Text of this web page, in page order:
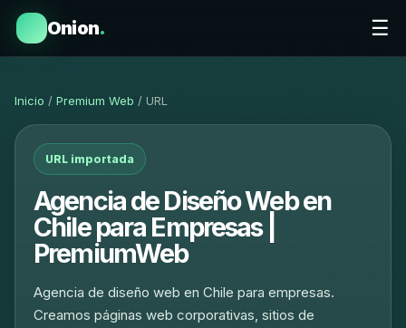
Onion. ☰
Inicio / Premium Web / URL
URL importada
Agencia de Diseño Web en
Chile para Empresas |
PremiumWeb
Agencia de diseño web en Chile para empresas.
Creamos páginas web corporativas, sitios de